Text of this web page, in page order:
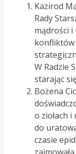
Kazirod
Rady
mądrości
konfliktów
W Radzie
starając
Bożena
o ziołach
do
czasie